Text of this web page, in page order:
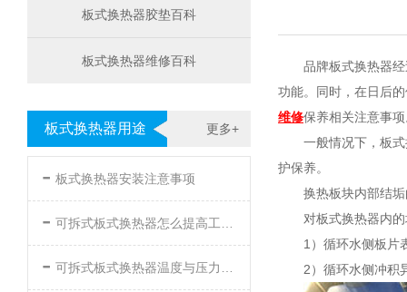
板式换热器胶垫百科
板式换热器维修百科
更多+
板式换热器用途
- 板式换热器安装注意事项
- 可拆式板式换热器怎么提高工作效率
- 可拆式板式换热器温度与压力的要求
品牌板式换热器
功能。同时，在日后
维修保养相关注意事
一般情况下，板
护保养。
换热板块内部结
对板式换热器内
1）循环水侧板片
2）循环水侧冲积